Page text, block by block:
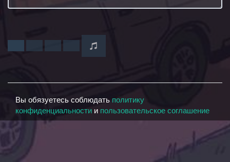
Вы обязуетесь соблюдать политику
конфиденциальности и пользовательское соглашение